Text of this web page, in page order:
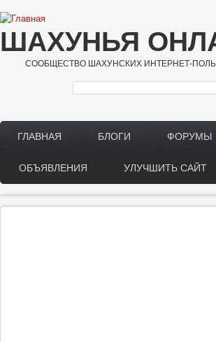
Перейти к основному содержанию
ШАХУНЬЯ
СООБЩЕСТВО ШАХУНСКИХ ИНТЕРНЕТ-
Main menu
ГЛАВНАЯ БЛОГИ ФОРУМЫ
ОБЪЯВЛЕНИЯ УЛУЧШИТЬ САЙТ